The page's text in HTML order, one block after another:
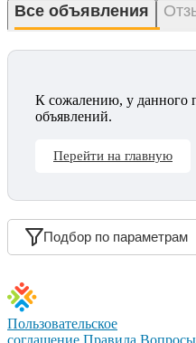
Все объявления
К сожалению, у данного
объявлений.
Перейти на главную
Подбор по параметрам
Пользовательское
соглашение Правила